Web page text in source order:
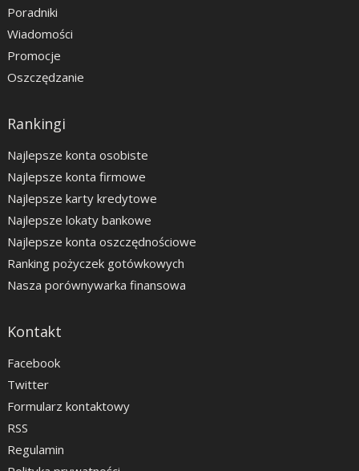
Poradniki
Wiadomości
Promocje
Oszczędzanie
Rankingi
Najlepsze konta osobiste
Najlepsze konta firmowe
Najlepsze karty kredytowe
Najlepsze lokaty bankowe
Najlepsze konta oszczędnościowe
Ranking pożyczek gotówkowych
Nasza porównywarka finansowa
Kontakt
Facebook
Twitter
Formularz kontaktowy
RSS
Regulamin